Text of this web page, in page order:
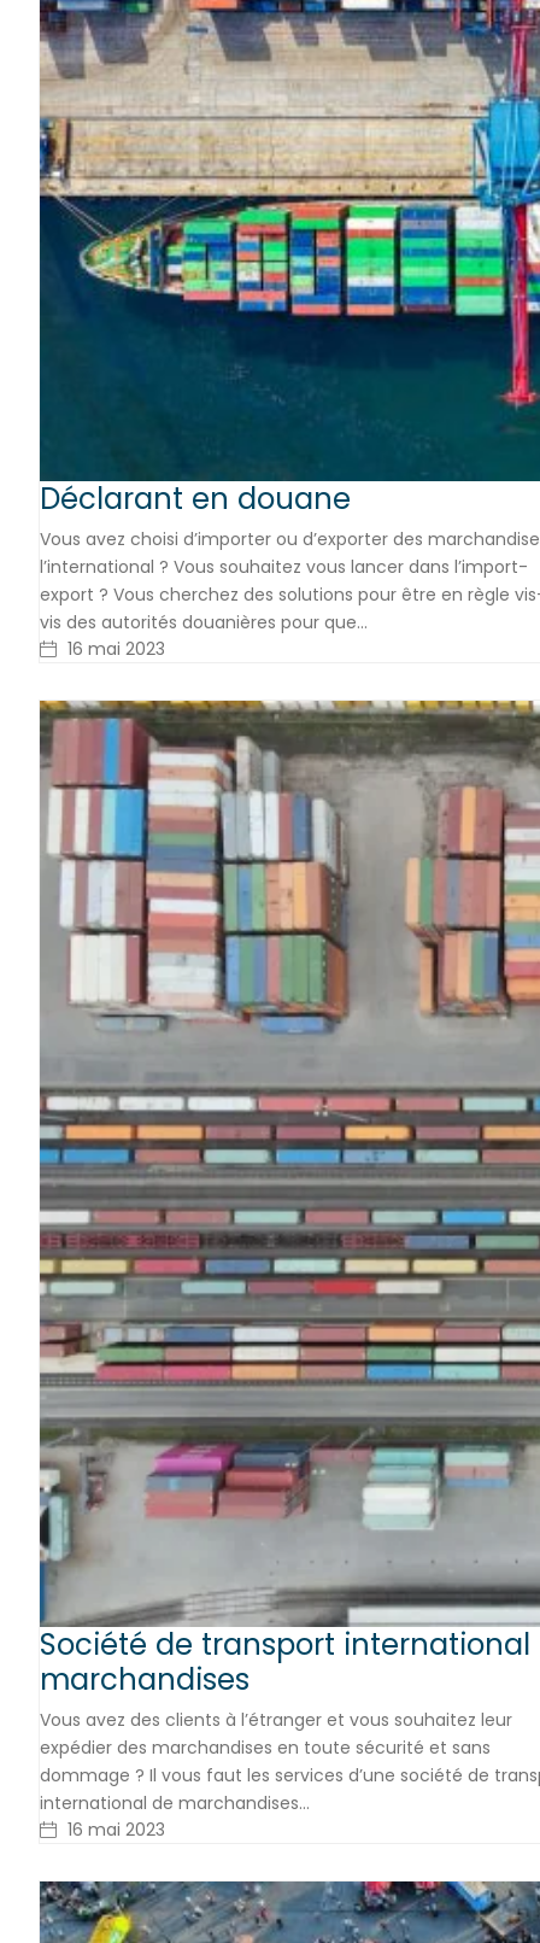
Déclarant en douane
Vous avez choisi d’importer ou d’exporter des
l’international ? Vous souhaitez vous lancer dans l’import-
export ? Vous cherchez des solutions pour être en règle
vis des autorités douanières pour que…
16 mai 2023
Société de transport international
marchandises
Vous avez des clients à l’étranger et vous souhaitez leur
expédier des marchandises en toute sécurité et sans
dommage ? Il vous faut les services d’une société de
international de marchandises…
16 mai 2023